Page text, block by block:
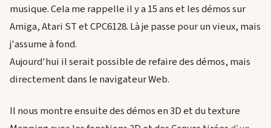
musique. Cela me rappelle il y a 15 ans et les démos sur
Amiga, Atari ST et CPC6128. Là je passe pour un vieux, mais
j'assume à fond.
Aujourd'hui il serait possible de refaire des démos, mais
directement dans le navigateur Web.
Il nous montre ensuite des démos en 3D et du texture